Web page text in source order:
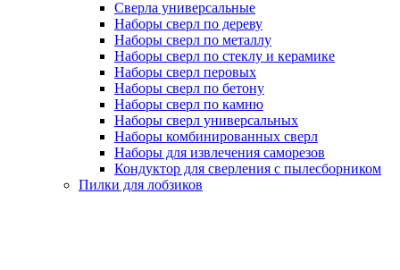
Сверла универсальные
Наборы сверл по дереву
Наборы сверл по металлу
Наборы сверл по стеклу и керамике
Наборы сверл перовых
Наборы сверл по бетону
Наборы сверл по камню
Наборы сверл универсальных
Наборы комбинированных сверл
Наборы для извлечения саморезов
Кондуктор для сверления с пылесборником
Пилки для лобзиков